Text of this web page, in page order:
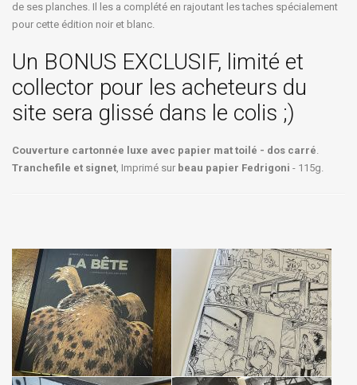
de ses planches. Il les a complété en rajoutant les taches spécialement
pour cette édition noir et blanc.
Un BONUS EXCLUSIF, limité et
collector pour les acheteurs du
site sera glissé dans le colis ;)
Couverture cartonnée luxe avec papier mat toilé - dos carré.
Tranchefile et signet, Imprimé sur beau papier Fedrigoni - 115g.